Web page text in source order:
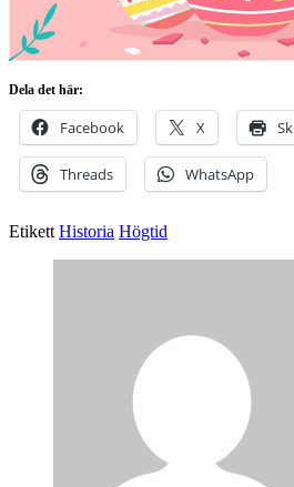
Dela det här:
Facebook X
Threads WhatsApp
Etikett Historia Högtid